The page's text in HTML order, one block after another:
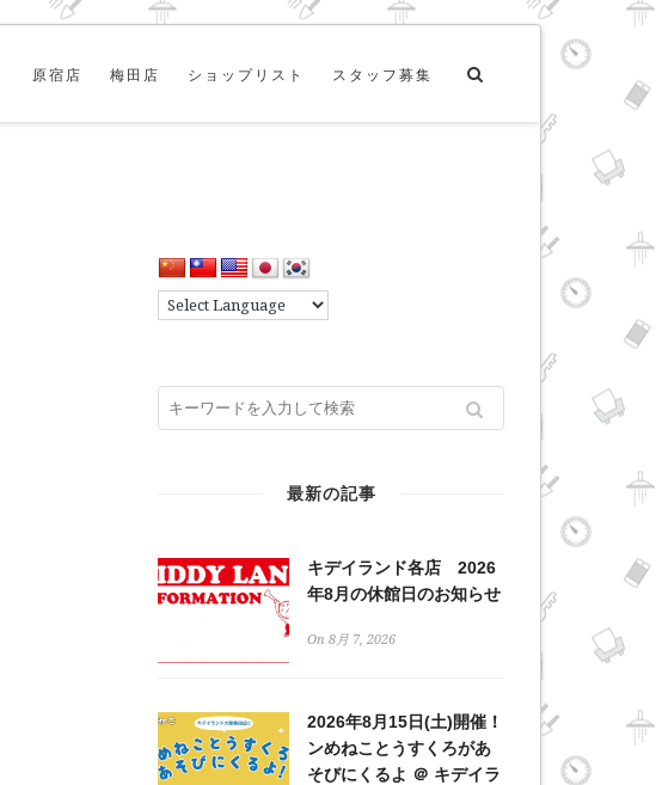
原宿店 梅田店 ショップリスト スタッフ募集
最新の記事
キデイランド各店 2026
年8月の休館日のお知らせ
On 8月 7, 2026
2026年8月15日(土)開催！
ンめねことうすくろがあ
そびにくるよ ＠ キデイラ